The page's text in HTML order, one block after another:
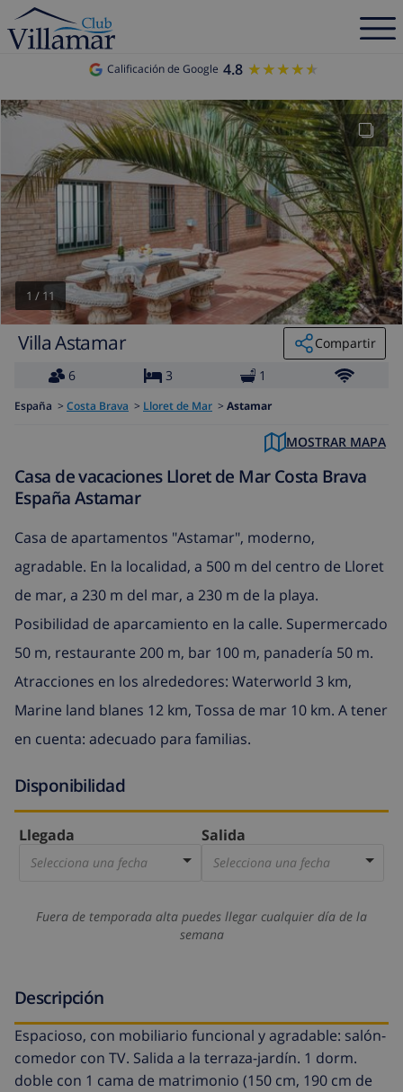
Calificación de Google 4.8 ★★★★★
★★★★★
1 / 11
Villa Astamar
Compartir
6
3 1
España > Costa Brava > Lloret de Mar > Astamar
MOSTRAR MAPA
Casa de vacaciones Lloret de Mar Costa Brava
España Astamar
Casa de apartamentos "Astamar", moderno,
agradable. En la localidad, a 500 m del centro de Lloret
de mar, a 230 m del mar, a 230 m de la playa.
Posibilidad de aparcamiento en la calle. Supermercado
50 m, restaurante 200 m, bar 100 m, panadería 50 m.
Atracciones en los alrededores: Waterworld 3 km,
Marine land blanes 12 km, Tossa de mar 10 km. A tener
en cuenta: adecuado para familias.
Disponibilidad
Llegada
Selecciona una fecha
Salida
Selecciona una fecha
Fuera de temporada alta puedes llegar cualquier día de la
semana
Descripción
Espacioso, con mobiliario funcional y agradable: salón-
comedor con TV. Salida a la terraza-jardín. 1 dorm.
doble con 1 cama de matrimonio (150 cm, 190 cm de